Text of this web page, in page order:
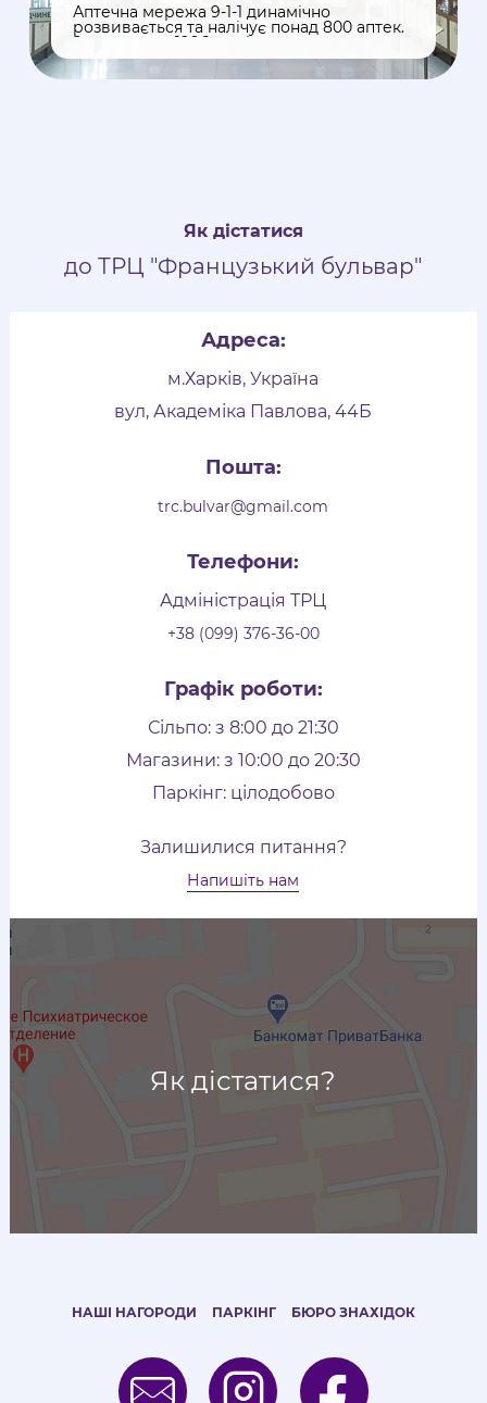
Аптечна мережа 9-1-1 динамічно
розвивається та налічує понад 800 аптек.
Заснована в 1996 році, наша мережа є
одним з провідних роздрібних
операторів фармацевтичного ринку
Як дістатися
до ТРЦ "Французький бульвар"
Адреса:
м.Харків, Україна
вул, Академіка Павлова, 44Б
Пошта:
trc.bulvar@gmail.com
Телефони:
Адміністрація ТРЦ
+38 (099) 376-36-00
Графік роботи:
Сільпо: з 8:00 до 21:30
Магазини: з 10:00 до 20:30
Паркінг: цілодобово
Залишилися питання?
Напишіть нам
Як дістатися?
НАШІ НАГОРОДИ ПАРКІНГ БЮРО ЗНАХІДОК